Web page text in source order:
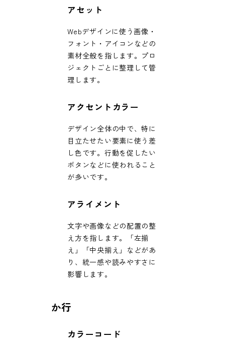
アセット
Webデザインに使う画像・
フォント・アイコンなどの
素材全般を指します。プロ
ジェクトごとに整理して管
理します。
アクセントカラー
デザイン全体の中で、特に
目立たせたい要素に使う差
し色です。行動を促したい
ボタンなどに使われること
が多いです。
アライメント
文字や画像などの配置の整
え方を指します。「左揃
え」「中央揃え」などがあ
り、統一感や読みやすさに
影響します。
か行
カラーコード